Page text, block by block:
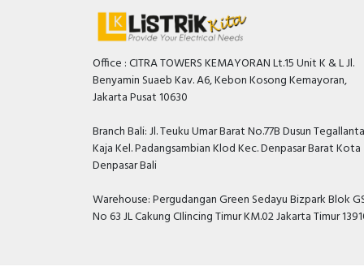
Office : CITRA TOWERS KEMAYORAN Lt.15 Unit K & L Jl.
Benyamin Suaeb Kav. A6, Kebon Kosong Kemayoran,
Jakarta Pusat 10630
Branch Bali: Jl. Teuku Umar Barat No.77B Dusun
Kaja Kel. Padangsambian Klod Kec. Denpasar Barat Kota
Denpasar Bali
Warehouse: Pergudangan Green Sedayu Bizpark Blok
No 63 JL Cakung CIlincing Timur KM.02 Jakarta Timur